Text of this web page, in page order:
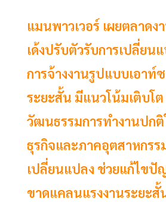
แมนพาวเวอร์ เผยตลาดง
เด้งปรับตัวรับการเปลี่ยน
การจ้างงานรูปแบบเอาท์
ระยะสั้น มีแนวโน้มเติบโต
วัฒนธรรมการทำงานปก
ธุรกิจและภาคอุตสาหกรร
เปลี่ยนแปลง ช่วยแก้ไขปั
ขาดแคลนแรงงานระยะสั้